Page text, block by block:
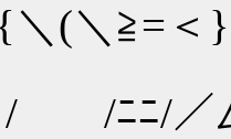
≧=＜} /
厶